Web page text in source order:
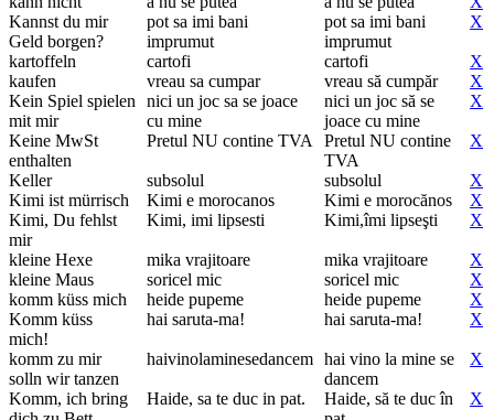
Kannst du mir
Geld borgen?
pot sa imi bani
imprumut
pot sa imi bani
imprumut
X
kartoffeln cartofi cartofi
X
kaufen
vreau sa cumpar vreau să cumpăr
X
Kein Spiel spielen
mit mir
nici un joc sa se joace
cu mine
nici un joc să se
joace cu mine
X
Keine MwSt
enthalten
Pretul NU contine TVA
Pretul NU contine
TVA
X
Keller subsolul subsolul
X
Kimi ist mürrisch
Kimi e morocanos Kimi e morocănos
X
Kimi, Du fehlst
mir
Kimi, imi lipsesti Kimi,îmi lipseşti X
kleine Hexe mika vrajitoare mika vrajitoare
X
kleine Maus
soricel mic soricel mic
X
komm küss mich
heide pupeme heide pupeme
X
Komm küss
mich!
hai saruta-ma! hai saruta-ma! X
komm zu mir
solln wir tanzen
haivinolaminesedancem hai vino la mine se
dancem
X
Komm, ich bring
Haide, sa te duc in pat.
Haide, să te duc în
X